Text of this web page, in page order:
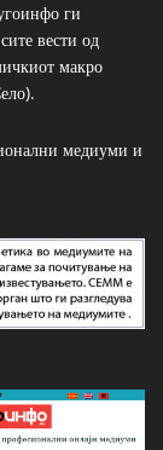
ги
вести од
макро
медиуми и